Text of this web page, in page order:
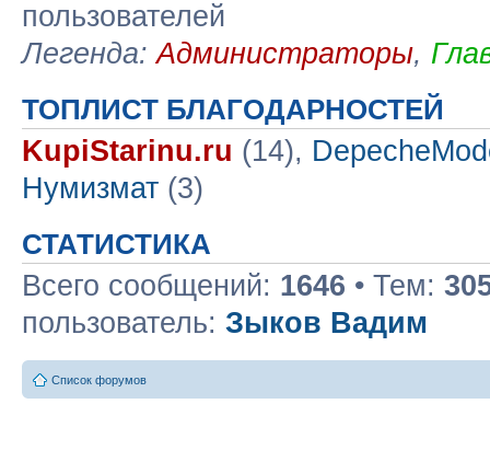
пользователей
Легенда:Администраторы,
ТОПЛИСТ БЛАГОДАРНОСТЕЙ
KupiStarinu.ru (14),
Нумизмат (3)
СТАТИСТИКА
Всего сообщений: 1646 • Тем:
пользователь: Зыков Вадим
Список форумов